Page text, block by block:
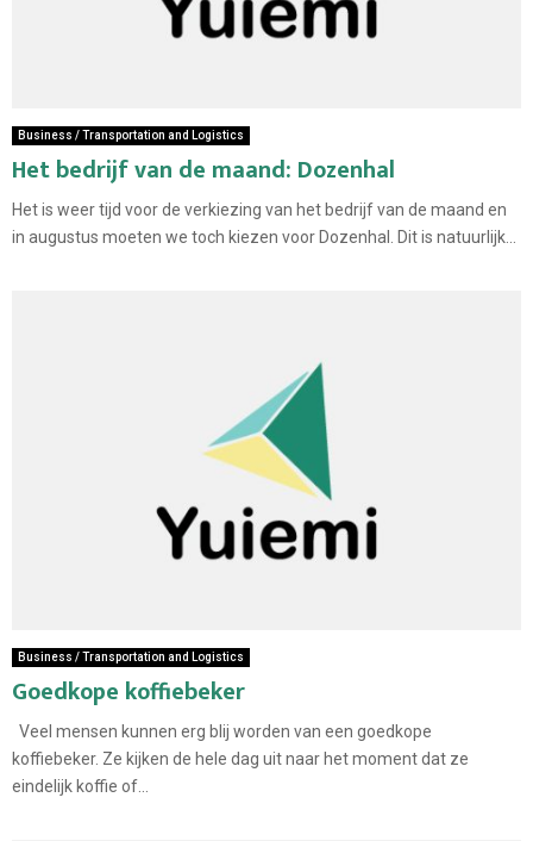
Business / Transportation and Logistics
Het bedrijf van de maand: Dozenhal
Het is weer tijd voor de verkiezing van het bedrijf van de maand en
in augustus moeten we toch kiezen voor Dozenhal. Dit is natuurlijk...
Business / Transportation and Logistics
Goedkope koffiebeker
Veel mensen kunnen erg blij worden van een goedkope
koffiebeker. Ze kijken de hele dag uit naar het moment dat ze
eindelijk koffie of...